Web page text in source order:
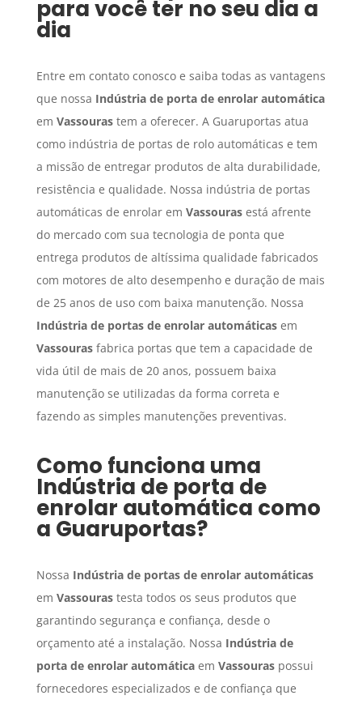
para você ter no seu dia a
dia
Entre em contato conosco e saiba todas as vantagens
que nossa Indústria de porta de enrolar automática
em Vassourastem a oferecer. A Guaruportas atua
como indústria de portas de rolo automáticas e tem
a missão de entregar produtos de alta durabilidade,
resistência e qualidade. Nossa indústria de portas
automáticas de enrolar em Vassourasestá afrente
do mercado com sua tecnologia de ponta que
entrega produtos de altíssima qualidade fabricados
com motores de alto desempenho e duração de mais
de 25 anos de uso com baixa manutenção. Nossa
Indústria de portas de enrolar automáticasem
Vassourasfabrica portas que tem a capacidade de
vida útil de mais de 20 anos, possuem baixa
manutenção se utilizadas da forma correta e
fazendo as simples manutenções preventivas.
Como funciona uma
Indústria de porta de
enrolar automática como
a Guaruportas?
Nossa Indústria de portas de enrolar automáticas
em Vassourastesta todos os seus produtos que
garantindo segurança e confiança, desde o
orçamento até a instalação. Nossa Indústria de
porta de enrolar automáticaem Vassouraspossui
fornecedores especializados e de confiança que